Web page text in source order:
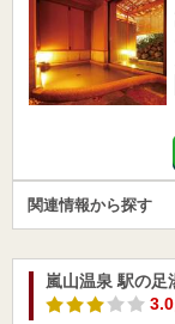
関連情報から探す
嵐山温泉 駅の足